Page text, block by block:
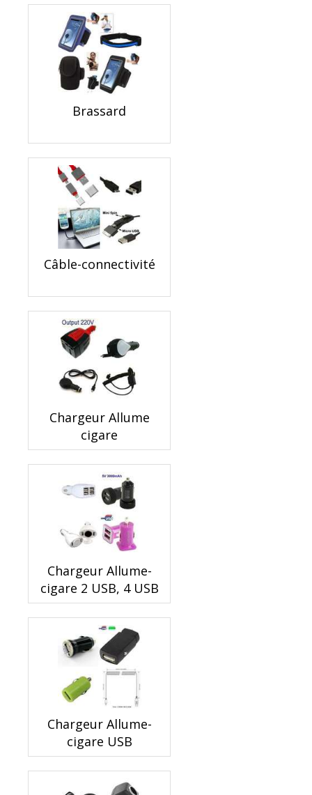
Brassard
Câble-connectivité
Chargeur Allume
cigare
Chargeur Allume-
cigare 2 USB, 4 USB
Chargeur Allume-
cigare USB